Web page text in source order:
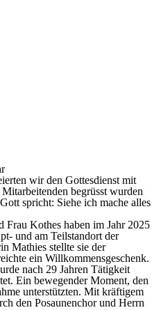
wir den Gottesdienst mit
begrüsst wurden
spricht: Siehe ich mache alles
Frau Kothes haben im Jahr 2025
und am Teilstandort der
Mathies stellte sie der
ein Willkommensgeschenk.
nach 29 Jahren Tätigkeit
Ein bewegender Moment, den
unterstützten. Mit kräftigem
den Posaunenchor und Herrn